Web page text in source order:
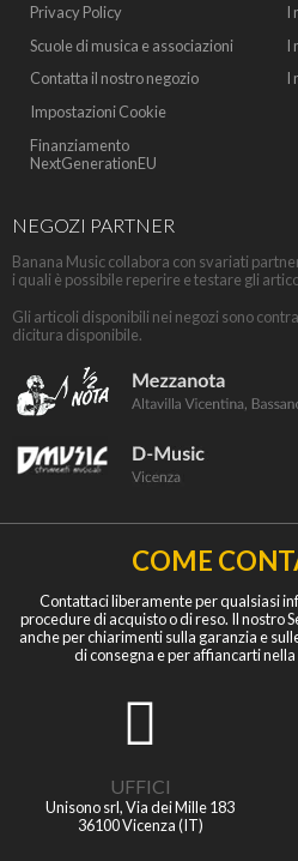
Privacy Policy
Scuole di musica e associazioni
Contatta il nostro negozio
Impostazioni Cookie
Finanziamento
NextGenerationEU
I
I
I
NEGOZI PARTNER
Banana Music collabora con svariati
i quali è possibile reperire e testare gli
Gli articoli disponibili nei negozi sono
dicitura disponibile.
COME
Contattaci liberamente per qualsiasi
procedure di acquisto o di reso. Il nostro
anche per chiarimenti sulla garanzia e
di consegna e per affiancarti
UFFICI
Unisono srl, Via dei Mille 183
36100 Vicenza (IT)